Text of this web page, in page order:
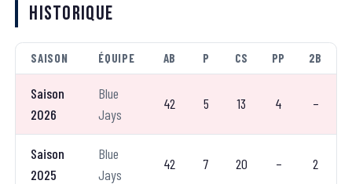
Historique
SAISON ÉQUIPE AB P CS PP 2B
Saison
2026
Blue
Jays
42 5 13 4 –
Saison
2025
Blue
Jays
42 7 20 – 2